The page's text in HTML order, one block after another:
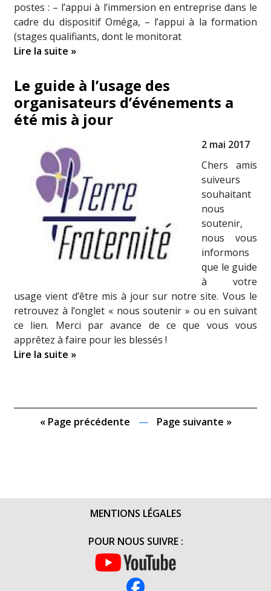
postes : – l’appui à l’immersion en entreprise dans le
cadre du dispositif Oméga, – l’appui à la formation
(stages qualifiants, dont le monitorat
Lire la suite »
Le guide à l’usage des
organisateurs d’événements a
été mis à jour
2 mai 2017
Chers amis
suiveurs
souhaitant
nous
soutenir,
nous vous
informons
que le guide
à votre
usage vient d’être mis à jour sur notre site. Vous le
retrouvez à l’onglet « nous soutenir » ou en suivant
ce lien. Merci par avance de ce que vous vous
apprêtez à faire pour les blessés !
Lire la suite »
« Page précédente — Page suivante »
MENTIONS LÉGALES
POUR NOUS SUIVRE :